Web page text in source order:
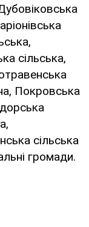
сільська,
Покровська
сільська
громади.